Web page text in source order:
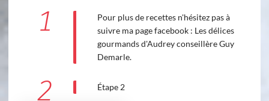
1
Pour plus de recettes n'hésitez pas à
suivre ma page facebook : Les délices
gourmands d'Audrey conseillère Guy
Demarle.
2 Étape 2